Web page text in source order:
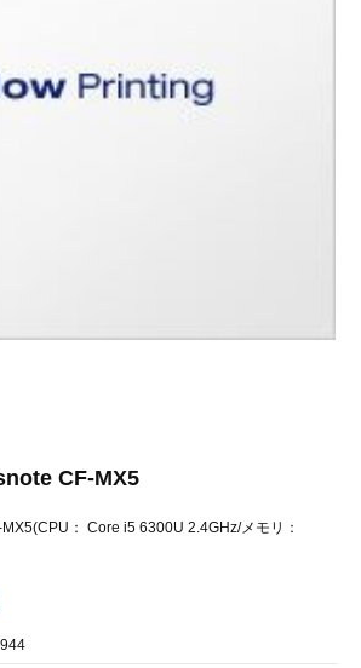
CF-MX5
： Core i5 6300U 2.4GHz/メモリ：